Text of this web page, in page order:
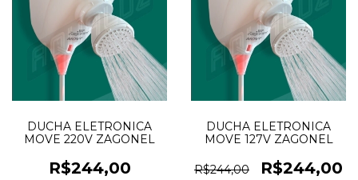
DUCHA ELETRONICA
MOVE 220V ZAGONEL
R$244,00
DUCHA ELETRONICA
MOVE 127V ZAGONEL
R$244,00 R$244,00